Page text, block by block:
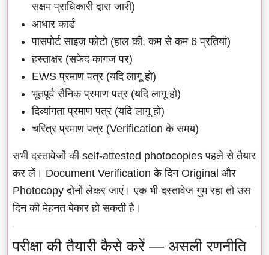
सक्षम प्राधिकारी द्वारा जारी)
आधार कार्ड
पासपोर्ट साइज फोटो (हाल की, कम से कम 6 प्रतियां)
हस्ताक्षर (सफेद कागज पर)
EWS प्रमाण पत्र (यदि लागू हो)
भूतपूर्व सैनिक प्रमाण पत्र (यदि लागू हो)
दिव्यांगता प्रमाण पत्र (यदि लागू हो)
चरित्र प्रमाण पत्र (Verification के समय)
सभी दस्तावेजों की self-attested photocopies पहले से तैयार
कर लें। Document Verification के दिन Original और
Photocopy दोनों लेकर जाएं। एक भी दस्तावेज गुम रहा तो उस
दिन की मेहनत बेकार हो सकती है।
परीक्षा की तैयारी कैसे करें — असली रणनीति